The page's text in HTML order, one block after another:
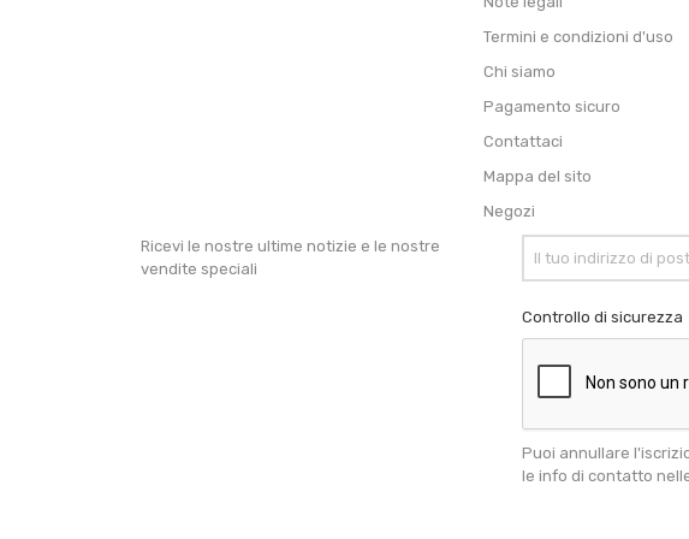
Termini e condizioni d'uso
Chi siamo
Pagamento sicuro
Contattaci
Mappa del sito
Negozi
Ricevi le nostre ultime notizie e le nostre
vendite speciali
Controllo di sicurezza
Puoi annullare
le info di contatto